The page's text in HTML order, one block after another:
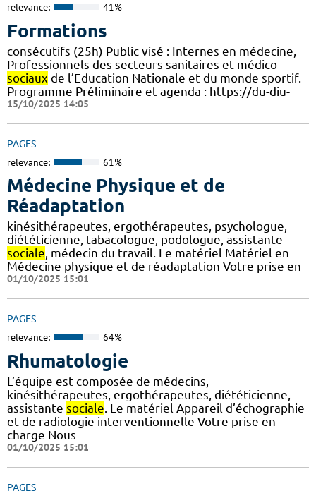
relevance: 41%
Formations
consécutifs (25h) Public visé : Internes en médecine,
Professionnels des secteurs sanitaires et médico-
sociaux de l’Education Nationale et du monde sportif.
Programme Préliminaire et agenda : https://du-diu-
15/10/2025 14:05
PAGES
relevance: 61%
Médecine Physique et de
Réadaptation
kinésithérapeutes, ergothérapeutes, psychologue,
diététicienne, tabacologue, podologue, assistante
sociale, médecin du travail. Le matériel Matériel en
Médecine physique et de réadaptation Votre prise en
01/10/2025 15:01
PAGES
relevance: 64%
Rhumatologie
L’équipe est composée de médecins,
kinésithérapeutes, ergothérapeutes, diététicienne,
assistante sociale. Le matériel Appareil d’échographie
et de radiologie interventionnelle Votre prise en
charge Nous
01/10/2025 15:01
PAGES